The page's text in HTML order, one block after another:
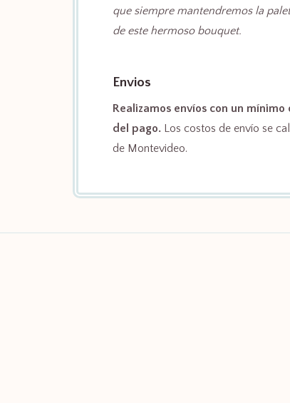
que siempre mantendremos la
de este hermoso bouquet.
Envios
Realizamos envíos con un
del pago. Los costos de envío se
de Montevideo.